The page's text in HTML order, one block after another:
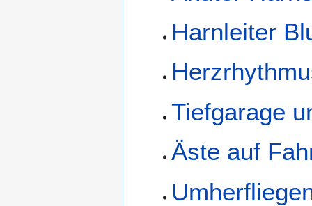
Harnleiter
Tiefgarage
Äste auf